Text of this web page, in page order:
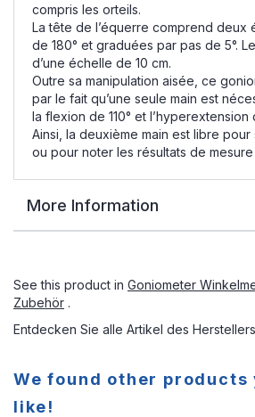
compris les orteils.
La tête de l’équerre comprend deux
de 180° et graduées par pas de 5°.
d’une échelle de 10 cm.
Outre sa manipulation aisée, ce
par le fait qu’une seule main est
la flexion de 110° et l’hyperextension
Ainsi, la deuxième main est libre
ou pour noter les résultats de mesure
More Information
See this product in Goniometer
Zubehör .
Entdecken Sie alle Artikel des Herstellers
We found other products
like!